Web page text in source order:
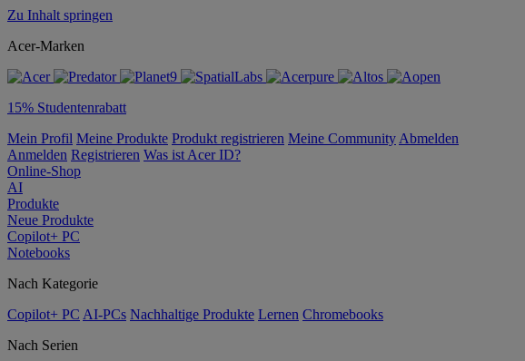
Zu Inhalt springen
Acer-Marken
15% Studentenrabatt
Mein Profil Meine Produkte Produkt registrieren Meine Community Abmelden
Anmelden Registrieren Was ist Acer ID?
Online-Shop
AI
Produkte
Neue Produkte
Copilot+ PC
Notebooks
Nach Kategorie
Copilot+ PC AI-PCs Nachhaltige Produkte Lernen Chromebooks
Nach Serien